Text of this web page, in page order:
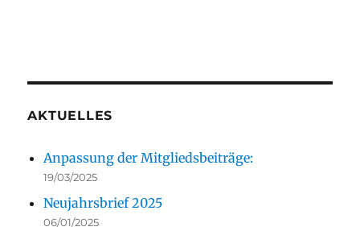
AKTUELLES
Anpassung der Mitgliedsbeiträge:
19/03/2025
Neujahrsbrief 2025
06/01/2025